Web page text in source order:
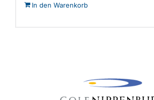
In den Warenkorb